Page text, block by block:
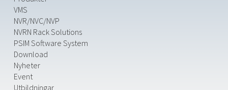
VMS
NVR/NVC/NVP
NVRN Rack Solutions
PSIM Software System
Download
Nyheter
Event
Utbildningar